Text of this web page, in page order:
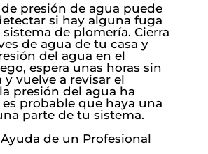
presión de agua puede
si hay alguna fuga
de plomería. Cierra
de agua de tu casa y
del agua en el
espera unas horas sin
vuelve a revisar el
presión del agua ha
probable que haya una
parte de tu sistema.
de un Profesional